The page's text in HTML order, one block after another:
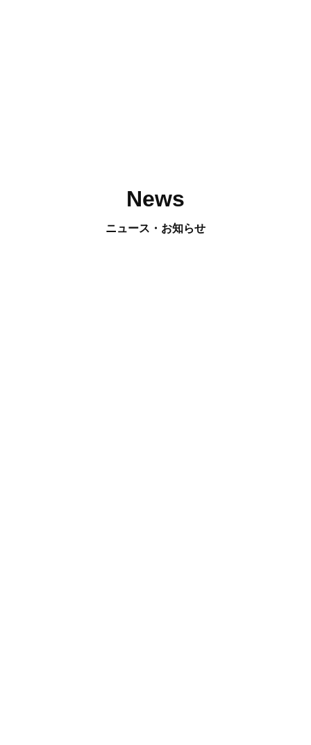
News
ニュース・お知らせ